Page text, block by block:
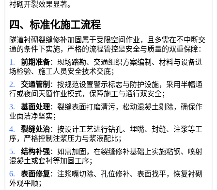
衬砌开裂效果显著。
四、标准化施工流程
隧道衬砌裂缝修补加固属于受限空间作业，且多需在不中断交
通的条件下实施，严格的流程管控是安全与质量的双重保障：
1. 前期准备：现场踏勘、交通组织方案编制、材料与设备进
场检验、施工人员安全技术交底；
2. 交通管制 ：按规范设置警示标志与防护设施，采用半幅通
行或夜间天窗作业模式，保障施工与通行双安全；
3. 基面处理：裂缝表面打磨清污，松动混凝土剔除，确保作
业面洁净坚实；
4. 裂缝处治：按设计工艺进行钻孔、埋嘴、封缝、注浆等工
序，严格控制注浆压力与浆液配比；
5. 结构补强：如需加固，在裂缝修补基础上实施粘钢、喷射
混凝土或套衬等加固工序；
6. 表面修复 ：注浆嘴切除、孔位修补、表面找平，恢复衬砌
外观平顺；